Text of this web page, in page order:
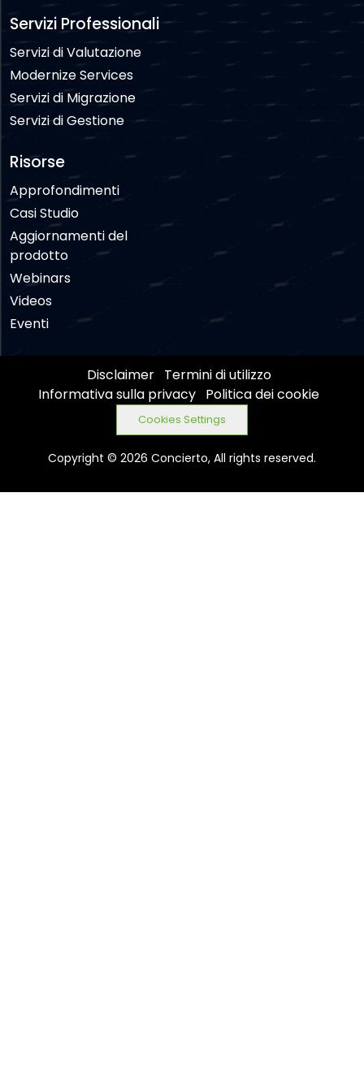
Servizi Professionali
Servizi di Valutazione
Modernize Services
Servizi di Migrazione
Servizi di Gestione
Risorse
Approfondimenti
Casi Studio
Aggiornamenti del
prodotto
Webinars
Videos
Eventi
Disclaimer Termini di utilizzo
Informativa sulla privacy Politica dei cookie
Cookies Settings
Copyright © 2026 Concierto, All rights reserved.